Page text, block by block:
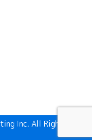
Inc. All Rights